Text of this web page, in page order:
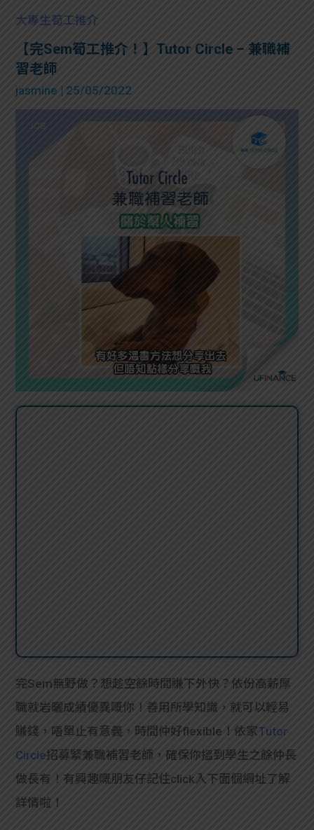
大專生筍工推介
【完Sem筍工推介！】Tutor Circle – 兼職補
習老師
jasmine | 25/05/2022
完Sem無野做？想趁空餘時間賺下外快？依份高薪厚
職就岩曬成績優異嘅你！善用所學知識，就可以輕易
賺錢，唔單止有意義，時間仲好flexible！依家Tutor
Circle招募緊兼職補習老師，確保你搵到學生之餘仲長
做長有！有興趣嘅朋友仔記住click入下面個網址了解
詳情啦！